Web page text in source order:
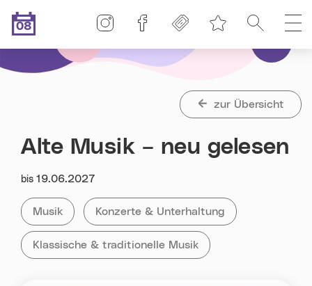
Heute ist der
08
Suche
Freikarten
Linz-Termine auf Facebook
Linz-Termine auf Instagram
zur Übersicht
Alte Musik – neu gelesen
Datum:
bis 19.06.2027
Kategorie:
Alle Veranstaltungen der Kategorie
Musik Tag:Alle Veranstaltungen mit dem Tag
Konzerte & Unterhaltung
Tag:Alle Veranstaltungen mit dem Tag
Klassische & traditionelle Musik